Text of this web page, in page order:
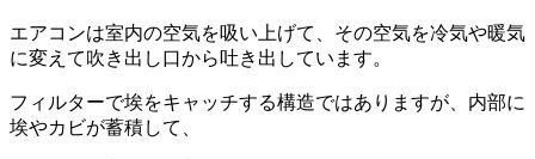
エアコンは室内の空気を吸い上げて、その空気を冷気や暖気
に変えて吹き出し口から吐き出しています。
フィルターで埃をキャッチする構造ではありますが、内部に
埃やカビが蓄積して、